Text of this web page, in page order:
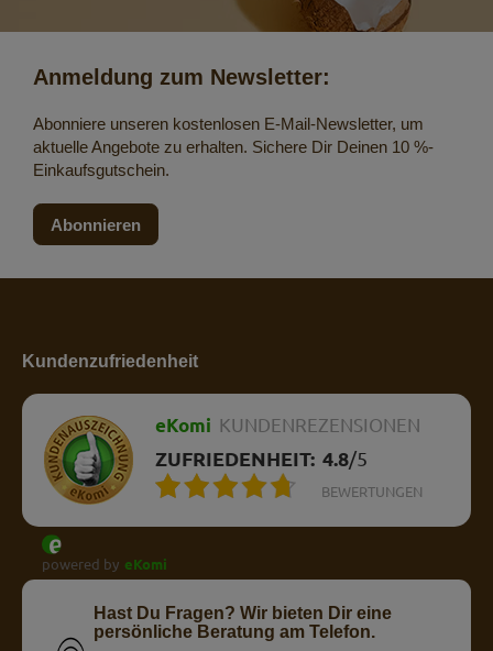
Anmeldung zum Newsletter:
Abonniere unseren kostenlosen E-Mail-Newsletter, um
aktuelle Angebote zu erhalten. Sichere Dir Deinen 10 %-
Einkaufsgutschein.
Abonnieren
Kundenzufriedenheit
eKomi KUNDENREZENSIONEN
ZUFRIEDENHEIT: 4.8/5
BEWERTUNGEN
powered by eKomi
Hast Du Fragen? Wir bieten Dir eine
persönliche Beratung am Telefon.